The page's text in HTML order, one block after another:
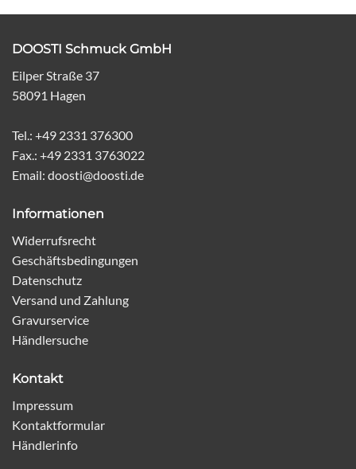
DOOSTI Schmuck GmbH
Eilper Straße 37
58091 Hagen
Tel.: +49 2331 376300
Fax.: +49 2331 3763022
Email: doosti@doosti.de
Informationen
Widerrufsrecht
Geschäftsbedingungen
Datenschutz
Versand und Zahlung
Gravurservice
Händlersuche
Kontakt
Impressum
Kontaktformular
Händlerinfo